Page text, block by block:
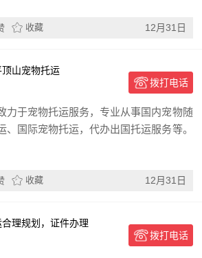
收藏 12月31日
山宠物托运
拨打电话
力于宠物托运服务，专业从事国内宠物随
、国际宠物托运，代办出国托运服务等。
收藏 12月31日
理规划，证件办理
拨打电话